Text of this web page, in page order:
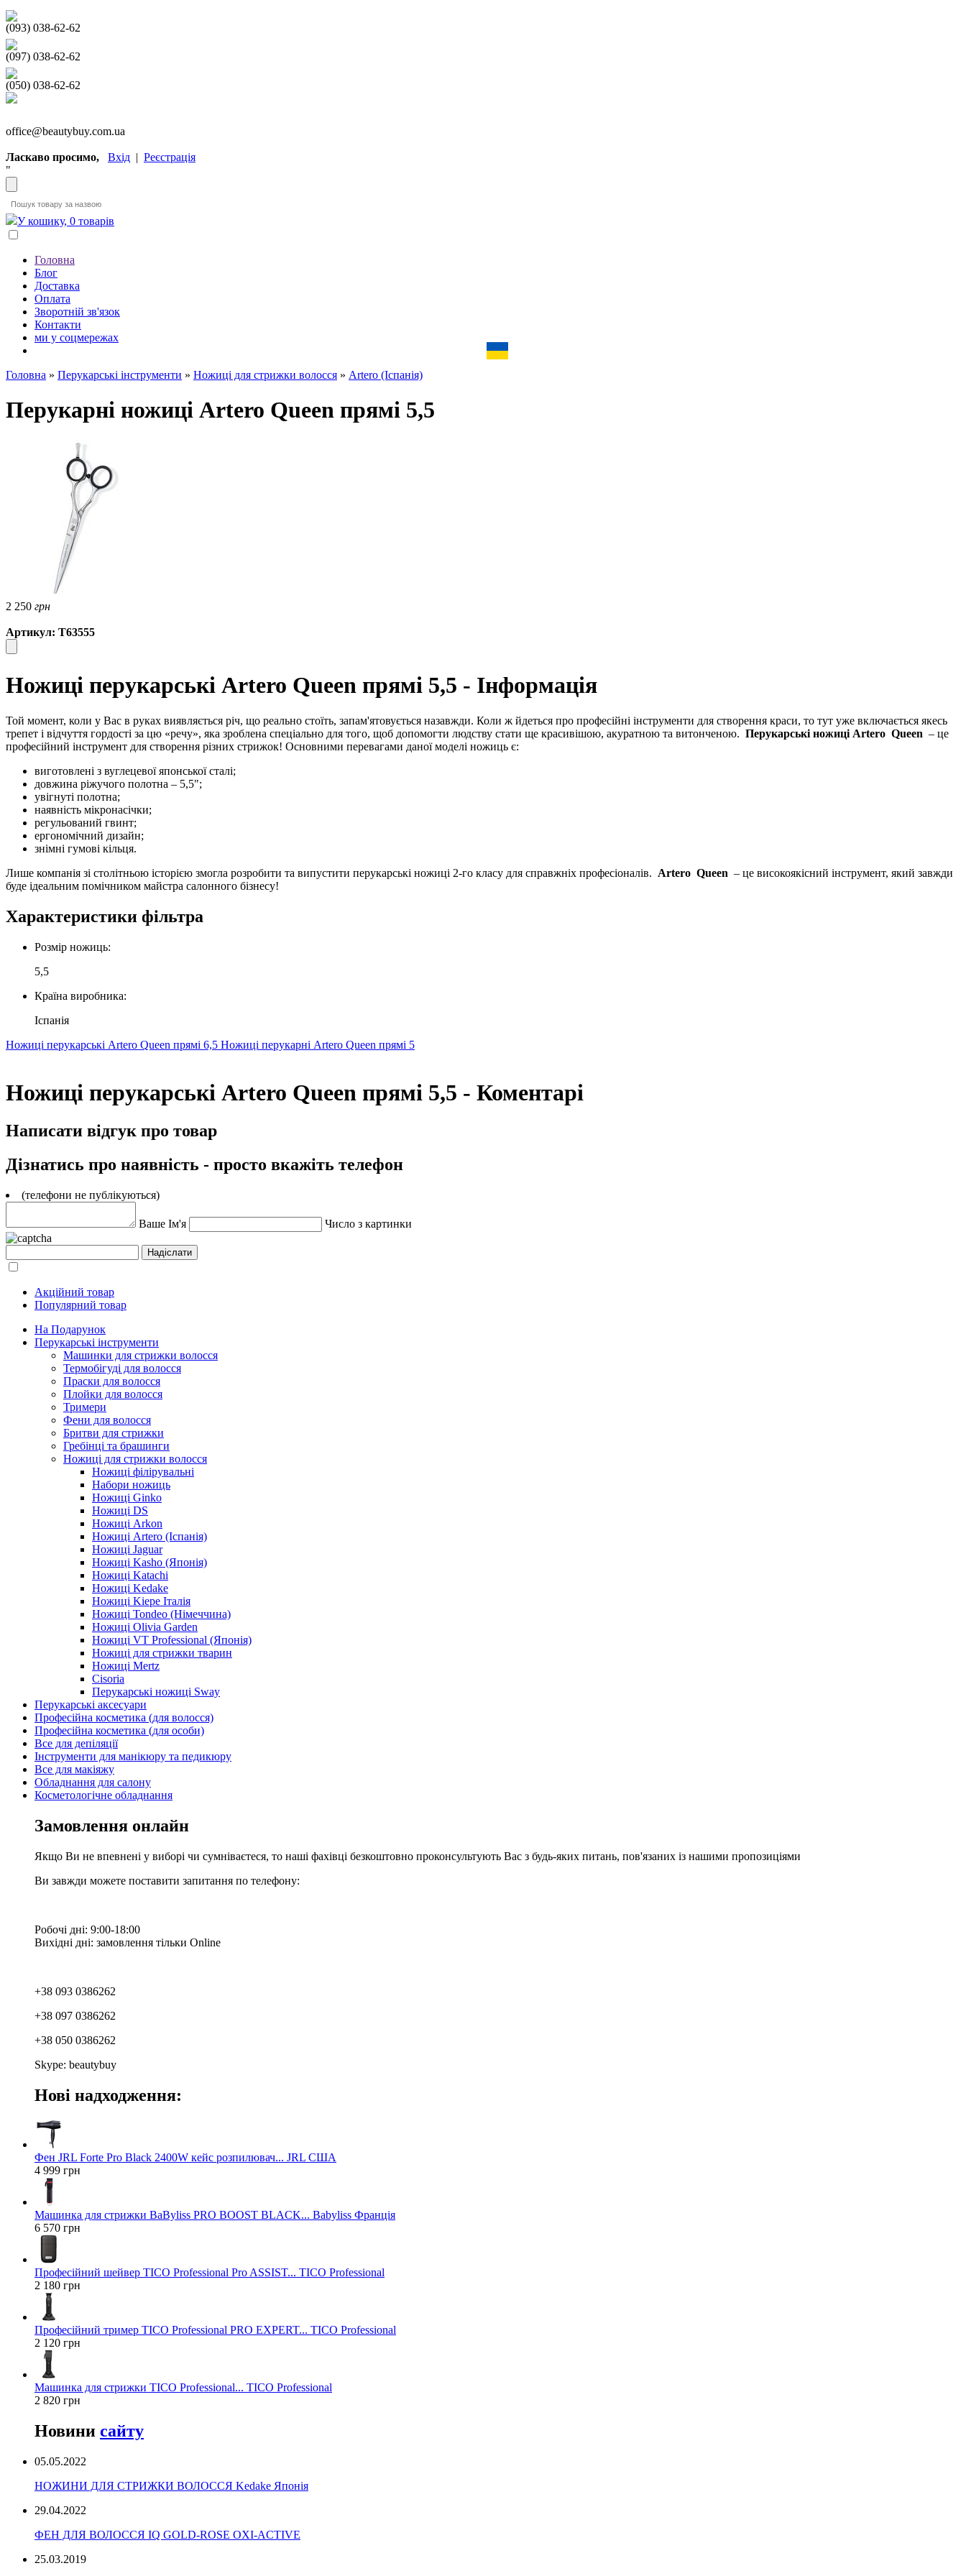
(093) 038-62-62
(097) 038-62-62
(050) 038-62-62
office@beautybuy.com.ua
Ласкаво просимо, Вхід | Реєстрація
"
У кошику, 0 товарів
Головна
Блог
Доставка
Оплата
Зворотній зв'язок
Контакти
ми у соцмережах
Головна » Перукарські інструменти » Ножиці для стрижки волосся » Artero (Іспанія)
Перукарні ножиці Artero Queen прямі 5,5
2 250 грн
Артикул: Т63555
Ножиці перукарські Artero Queen прямі 5,5 - Інформація
Той момент, коли у Вас в руках виявляється річ, що реально стоїть, запам'ятовується назавжди. Коли ж йдеться про професійні інструменти для створення краси, то тут уже включається якесь
трепет і відчуття гордості за цю «речу», яка зроблена спеціально для того, щоб допомогти людству стати ще красивішою, акуратною та витонченою. Перукарські ножиці Artero Queen – це
професійний інструмент для створення різних стрижок! Основними перевагами даної моделі ножиць є:
виготовлені з вуглецевої японської сталі;
довжина ріжучого полотна – 5,5";
увігнуті полотна;
наявність мікронасічки;
регульований гвинт;
ергономічний дизайн;
знімні гумові кільця.
Лише компанія зі столітньою історією змогла розробити та випустити перукарські ножиці 2-го класу для справжніх професіоналів. Artero Queen – це високоякісний інструмент, який завжди
буде ідеальним помічником майстра салонного бізнесу!
Характеристики фільтра
Розмір ножиць:
5,5
Країна виробника:
Іспанія
Ножиці перукарські Artero Queen прямі 6,5 Ножиці перукарні Artero Queen прямі 5
Ножиці перукарські Artero Queen прямі 5,5 - Коментарі
Написати відгук про товар
Дізнатись про наявність - просто вкажіть телефон
(телефони не публікуються)
Ваше Ім'я Число з картинки
Акційний товар
Популярний товар
На Подарунок
Перукарські інструменти
Машинки для стрижки волосся
Термобігуді для волосся
Праски для волосся
Плойки для волосся
Тримери
Фени для волосся
Бритви для стрижки
Гребінці та брашинги
Ножиці для стрижки волосся
Ножиці філірувальні
Набори ножиць
Ножиці Ginko
Ножиці DS
Ножиці Arkon
Ножиці Artero (Іспанія)
Ножиці Jaguar
Ножиці Kasho (Японія)
Ножиці Katachi
Ножиці Kedake
Ножиці Kiepe Італія
Ножиці Tondeo (Німеччина)
Ножиці Olivia Garden
Ножиці VT Professional (Японія)
Ножиці для стрижки тварин
Ножиці Mertz
Cisoria
Перукарські ножиці Sway
Перукарські аксесуари
Професійна косметика (для волосся)
Професійна косметика (для особи)
Все для депіляції
Інструменти для манікюру та педикюру
Все для макіяжу
Обладнання для салону
Косметологічне обладнання
Замовлення онлайн
Якщо Ви не впевнені у виборі чи сумніваєтеся, то наші фахівці безкоштовно проконсультують Вас з будь-яких питань, пов'язаних із нашими пропозиціями
Ви завжди можете поставити запитання по телефону:
Робочі дні: 9:00-18:00
Вихідні дні: замовлення тільки Online
+38 093 0386262
+38 097 0386262
+38 050 0386262
Skype: beautybuy
Нові надходження:
Фен JRL Forte Pro Black 2400W кейс розпилювач... JRL США
4 999 грн
Машинка для стрижки BaByliss PRO BOOST BLACK... Babyliss Франція
6 570 грн
Професійний шейвер TICO Professional Pro ASSIST... TICO Professional
2 180 грн
Професійний тример TICO Professional PRO EXPERT... TICO Professional
2 120 грн
Машинка для стрижки TICO Professional... TICO Professional
2 820 грн
Новини сайту
05.05.2022
НОЖИНИ ДЛЯ СТРИЖКИ ВОЛОССЯ Kedake Японія
29.04.2022
ФЕН ДЛЯ ВОЛОССЯ IQ GOLD-ROSE OXI-ACTIVE
25.03.2019